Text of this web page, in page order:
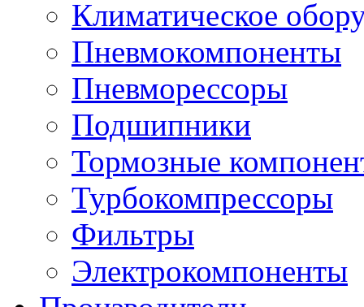
Климатическое
Пневмокомпоненты
Пневморессоры
Подшипники
Тормозные
Турбокомпрессоры
Фильтры
Электрокомпоненты